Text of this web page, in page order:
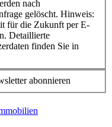
nach
gelöscht. Hinweis:
für die Zukunft per E-
Detaillierte
finden Sie in
abonnieren